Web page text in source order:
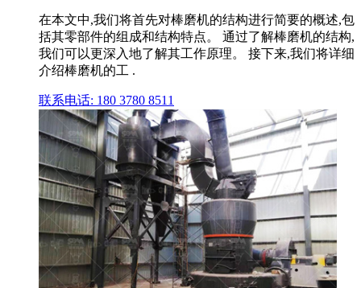
在本文中,我们将首先对棒磨机的结构进行简要的概述,包
括其零部件的组成和结构特点。 通过了解棒磨机的结构,
我们可以更深入地了解其工作原理。 接下来,我们将详细
介绍棒磨机的工 .
联系电话: 180 3780 8511